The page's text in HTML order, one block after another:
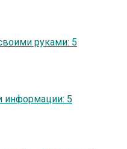
руками: 5
информации: 5